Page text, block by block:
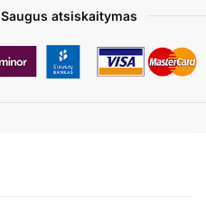
Saugus atsiskaitymas